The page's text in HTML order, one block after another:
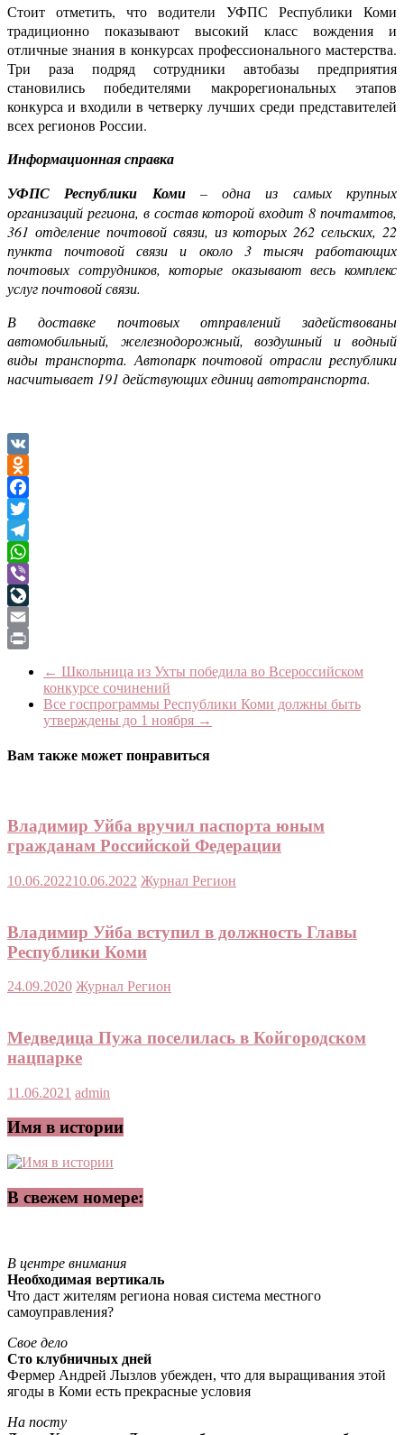
Стоит отметить, что водители УФПС Республики Коми
традиционно показывают высокий класс вождения и
отличные знания в конкурсах профессионального мастерства.
Три раза подряд сотрудники автобазы предприятия
становились победителями макрорегиональных этапов
конкурса и входили в четверку лучших среди представителей
всех регионов России.
Информационная справка
УФПС Республики Коми – одна из самых крупных
организаций региона, в состав которой входит 8 почтамтов,
361 отделение почтовой связи, из которых 262 сельских, 22
пункта почтовой связи и около 3 тысяч работающих
почтовых сотрудников, которые оказывают весь комплекс
услуг почтовой связи.
В доставке почтовых отправлений задействованы
автомобильный, железнодорожный, воздушный и водный
виды транспорта. Автопарк почтовой отрасли республики
насчитывает 191 действующих единиц автотранспорта.
VK
Odnoklassniki
Facebook
Twitter
Telegram
WhatsApp
Viber
LiveJournal
Email
← Школьница из Ухты победила во Всероссийском
конкурсе сочинений
Все госпрограммы Республики Коми должны быть
утверждены до 1 ноября →
Вам также может понравиться
Владимир Уйба вручил паспорта юным
гражданам Российской Федерации
10.06.202210.06.2022 Журнал Регион
Владимир Уйба вступил в должность Главы
Республики Коми
24.09.2020 Журнал Регион
Медведица Пужа поселилась в Койгородском
нацпарке
11.06.2021 admin
Имя в истории
В свежем номере:
В центре внимания
Необходимая вертикаль
Что даст жителям региона новая система местного
самоуправления?
Свое дело
Сто клубничных дней
Фермер Андрей Лызлов убежден, что для выращивания этой
ягоды в Коми есть прекрасные условия
На посту